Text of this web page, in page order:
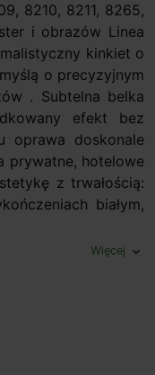
8210, 8211, 8265,
i obrazów Linea
kinkiet o
o precyzyjnym
. Subtelna belka
efekt bez
oprawa doskonale
prywatne, hotelowe
z trwałością:
białym,
Więcej expand_more